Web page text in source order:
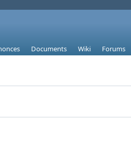
Documents Wiki Forums